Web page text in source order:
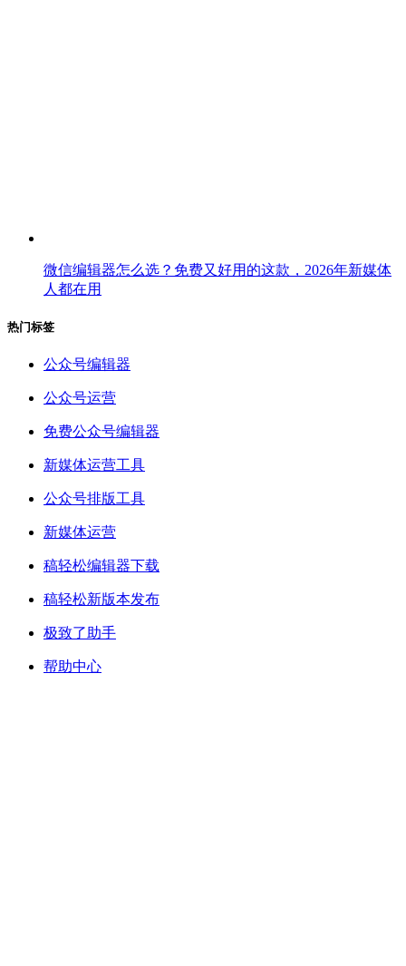
微信编辑器怎么选？免费又好用的这款，2026年新媒体
人都在用
热门标签
公众号编辑器
公众号运营
免费公众号编辑器
新媒体运营工具
公众号排版工具
新媒体运营
稿轻松编辑器下载
稿轻松新版本发布
极致了助手
帮助中心